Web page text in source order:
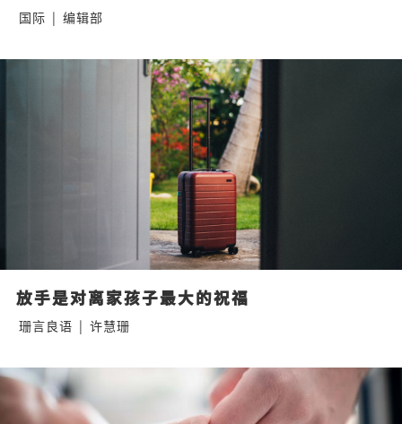
国际 | 编辑部
放手是对离家孩子最大的祝福
珊言良语 | 许慧珊